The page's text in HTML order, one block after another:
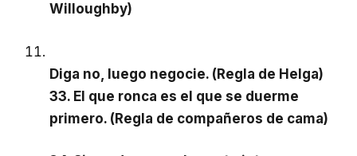
Willoughby)
Diga no, luego negocie. (Regla de Helga)
33. El que ronca es el que se duerme
primero. (Regla de compañeros de cama)